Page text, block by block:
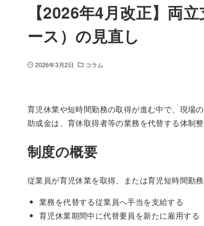
【2026年4月改正】両
ース）の見直し
2026年3月2日 コラム
育児休業や短時間勤務の取得が進む中で、現場
助成金は、育休取得者等の業務を代替する体制
制度の概要
従業員が育児休業を取得、または育児短時間勤務
業務を代替する従業員へ手当を支給する
育児休業期間中に代替要員を新たに雇用する